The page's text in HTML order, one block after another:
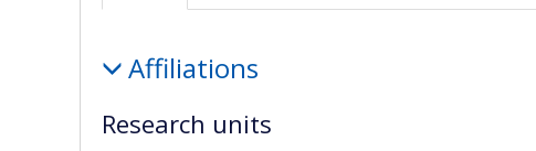
Affiliations
Research units